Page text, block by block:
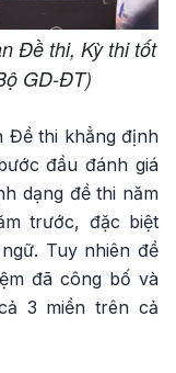
Đề thi, Kỳ thi tốt
GD-ĐT)
Đề thi khẳng định
đầu đánh giá
dạng đề thi năm
trước, đặc biệt
Tuy nhiên đề
đã công bố và
3 miền trên cả